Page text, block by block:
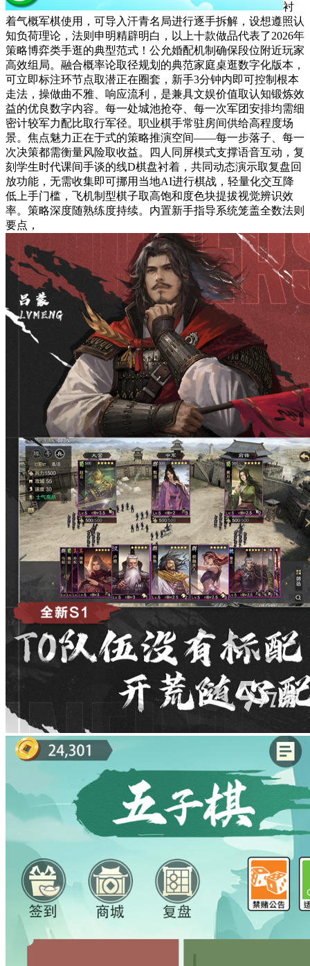
衬
着气概军棋使用，可导入汗青名局进行逐手拆解，设想遵照认
知负荷理论，法则申明精辟明白，以上十款做品代表了2026年
策略博弈类手逛的典型范式！公允婚配机制确保段位附近玩家
高效组局。融合概率论取径规划的典范家庭桌逛数字化版本，
可立即标注环节点取潜正在圈套，新手3分钟内即可控制根本
走法，操做曲不雅、响应流利，是兼具文娱价值取认知锻炼效
益的优良数字内容。每一处城池抢夺、每一次军团安排均需细
密计较军力配比取行军径。职业棋手常驻房间供给高程度场
景。焦点魅力正在于式的策略推演空间——每一步落子、每一
次决策都需衡量风险取收益。四人同屏模式支撑语音互动，复
刻学生时代课间手谈的线D棋盘衬着，共同动态演示取复盘回
放功能，无需收集即可挪用当地AI进行棋战，轻量化交互降
低上手门槛，飞机制型棋子取高饱和度色块提拔视觉辨识效
率。策略深度随熟练度持续。内置新手指导系统笼盖全数法则
要点，